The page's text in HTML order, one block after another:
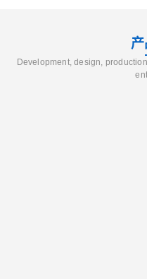
Development, design,